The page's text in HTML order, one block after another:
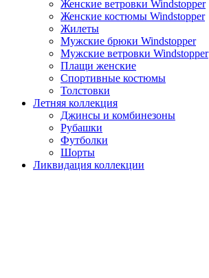
Женские ветровки Windstopper
Женские костюмы Windstopper
Жилеты
Мужские брюки Windstopper
Мужские ветровки Windstopper
Плащи женские
Спортивные костюмы
Толстовки
Летняя коллекция
Джинсы и комбинезоны
Рубашки
Футболки
Шорты
Ликвидация коллекции